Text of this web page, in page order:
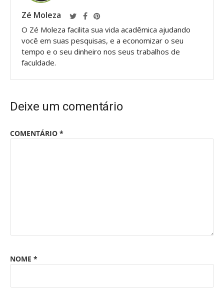
Zé Moleza
O Zé Moleza facilita sua vida acadêmica ajudando
você em suas pesquisas, e a economizar o seu
tempo e o seu dinheiro nos seus trabalhos de
faculdade.
Deixe um comentário
COMENTÁRIO *
NOME *